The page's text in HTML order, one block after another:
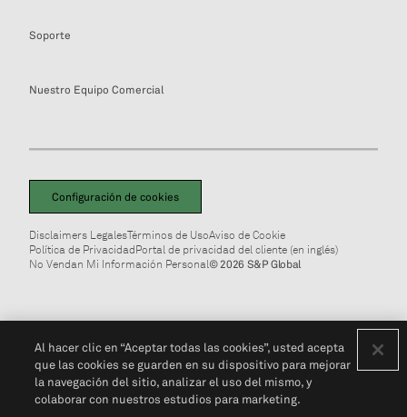
Soporte
Nuestro Equipo Comercial
Configuración de cookies
Disclaimers LegalesTérminos de UsoAviso de Cookie
Política de PrivacidadPortal de privacidad del cliente (en inglés)
No Vendan Mi Información Personal© 2026 S&P Global
Al hacer clic en “Aceptar todas las cookies”, usted acepta
que las cookies se guarden en su dispositivo para mejorar
la navegación del sitio, analizar el uso del mismo, y
colaborar con nuestros estudios para marketing.